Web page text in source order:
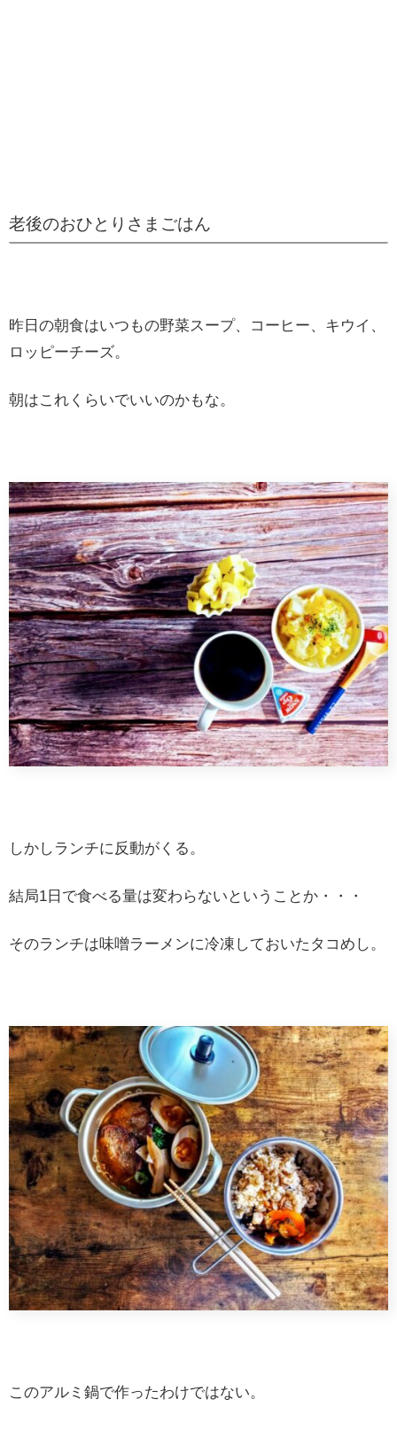
老後のおひとりさまごはん
昨日の朝食はいつもの野菜スープ、コーヒー、キウイ、
ロッピーチーズ。
朝はこれくらいでいいのかもな。
しかしランチに反動がくる。
結局1日で食べる量は変わらないということか・・・
そのランチは味噌ラーメンに冷凍しておいたタコめし。
このアルミ鍋で作ったわけではない。